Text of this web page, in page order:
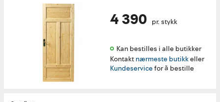
4 390 pr. stykk
Kan bestilles i alle butikker
Kontakt nærmeste butikkeller
Kundeservicefor å bestille